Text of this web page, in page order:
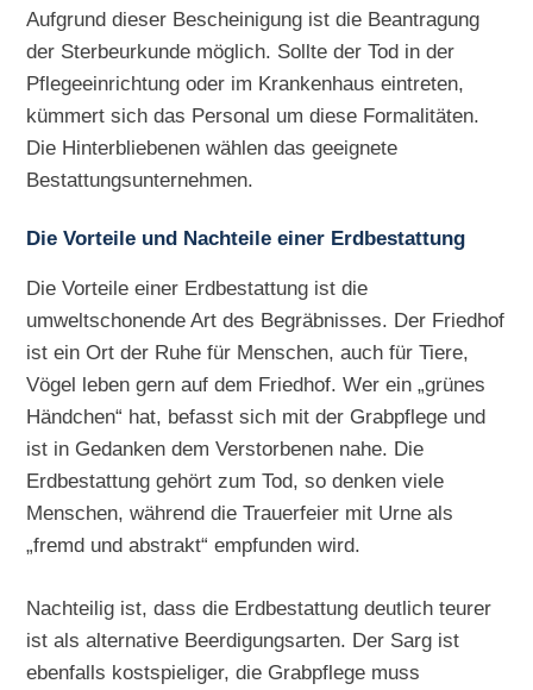
Aufgrund dieser Bescheinigung ist die Beantragung
der Sterbeurkunde möglich. Sollte der Tod in der
Pflegeeinrichtung oder im Krankenhaus eintreten,
kümmert sich das Personal um diese Formalitäten.
Die Hinterbliebenen wählen das geeignete
Bestattungsunternehmen.
Die Vorteile und Nachteile einer Erdbestattung
Die Vorteile einer Erdbestattung ist die
umweltschonende Art des Begräbnisses. Der Friedhof
ist ein Ort der Ruhe für Menschen, auch für Tiere,
Vögel leben gern auf dem Friedhof. Wer ein „grünes
Händchen“ hat, befasst sich mit der Grabpflege und
ist in Gedanken dem Verstorbenen nahe. Die
Erdbestattung gehört zum Tod, so denken viele
Menschen, während die Trauerfeier mit Urne als
„fremd und abstrakt“ empfunden wird.
Nachteilig ist, dass die Erdbestattung deutlich teurer
ist als alternative Beerdigungsarten. Der Sarg ist
ebenfalls kostspieliger, die Grabpflege muss